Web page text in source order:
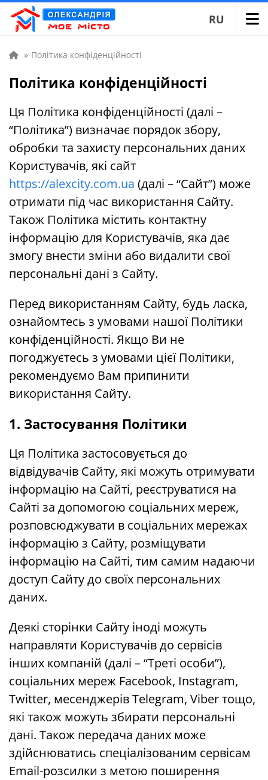
RU
» Політика конфіденційності
Політика конфіденційності
Ця Політика конфіденційності (далі –
“Політика”) визначає порядок збору,
обробки та захисту персональних даних
Користувачів, які сайт
https://alexcity.com.ua (далі – “Сайт”) може
отримати під час використання Сайту.
Також Політика містить контактну
інформацію для Користувачів, яка дає
змогу внести зміни або видалити свої
персональні дані з Сайту.
Перед використанням Сайту, будь ласка,
ознайомтесь з умовами нашої Політики
конфіденційності. Якщо Ви не
погоджуєтесь з умовами цієї Політики,
рекомендуємо Вам припинити
використання Сайту.
1. Застосування Політики
Ця Політика застосовується до
відвідувачів Сайту, які можуть отримувати
інформацію на Сайті, реєструватися на
Сайті за допомогою соціальних мереж,
розповсюджувати в соціальних мережах
інформацію з Сайту, розміщувати
інформацію на Сайті, тим самим надаючи
доступ Сайту до своїх персональних
даних.
Деякі сторінки Сайту іноді можуть
направляти Користувачів до сервісів
інших компаній (далі – “Треті особи”),
соціальних мереж Facebook, Instagram,
Twitter, месенджерів Telegram, Viber тощо,
які також можуть збирати персональні
дані. Також передача даних може
здійснюватись спеціалізованим сервісам
Еmail-розсилки з метою поширення